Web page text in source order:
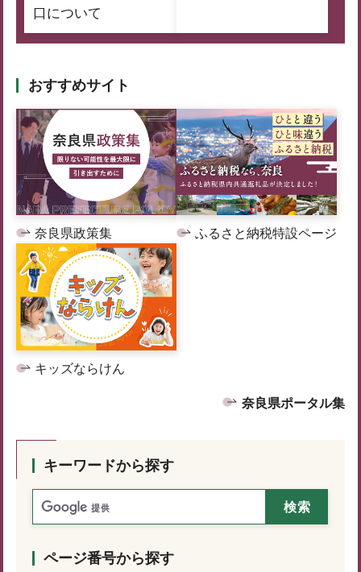
口について
おすすめサイト
奈良県政策集 ふるさと納税特設ページ
キッズならけん
奈良県ポータル集
キーワードから探す
ページ番号から探す